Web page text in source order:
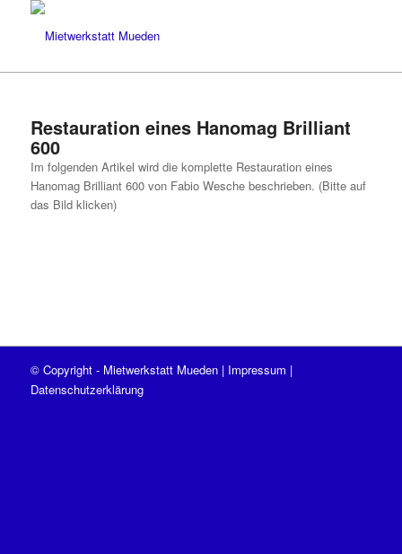
Restauration eines Hanomag Brilliant
600
Im folgenden Artikel wird die komplette Restauration eines
Hanomag Brilliant 600 von Fabio Wesche beschrieben. (Bitte auf
das Bild klicken)
© Copyright - Mietwerkstatt Mueden |Impressum |
Datenschutzerklärung